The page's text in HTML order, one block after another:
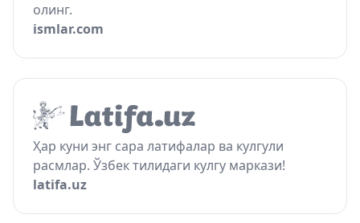
олинг.
ismlar.com
Ҳар куни энг сара латифалар ва кулгули
расмлар. Ўзбек тилидаги кулгу маркази!
latifa.uz